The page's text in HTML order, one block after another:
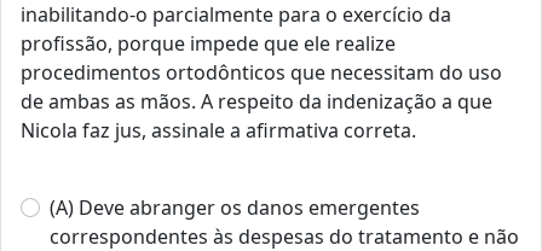
inabilitando-o parcialmente para o exercício da
profissão, porque impede que ele realize
procedimentos ortodônticos que necessitam do uso
de ambas as mãos. A respeito da indenização a que
Nicola faz jus, assinale a afirmativa correta.
(A) Deve abranger os danos emergentes
correspondentes às despesas do tratamento e não